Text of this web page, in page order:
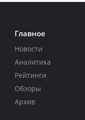
Главное
Новости
Аналитика
Рейтинги
Обзоры
Архив